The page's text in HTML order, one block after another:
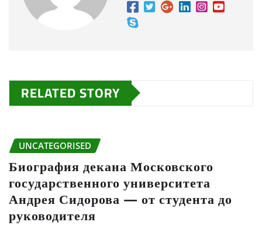
RELATED STORY
UNCATEGORISED
Биография декана Московского
государственного университета
Андрея Сидорова — от студента до
руководителя